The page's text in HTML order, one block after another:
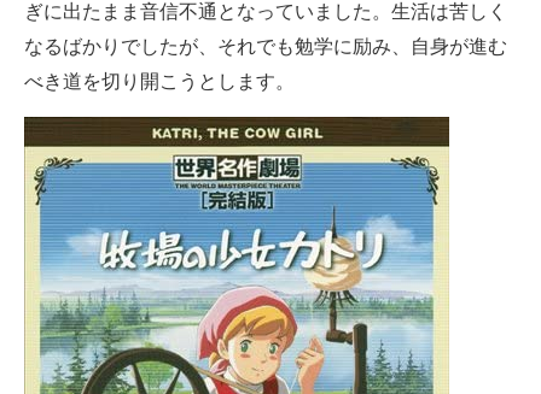
ぎに出たまま音信不通となっていました。生活は苦しく
なるばかりでしたが、それでも勉学に励み、自身が進む
べき道を切り開こうとします。